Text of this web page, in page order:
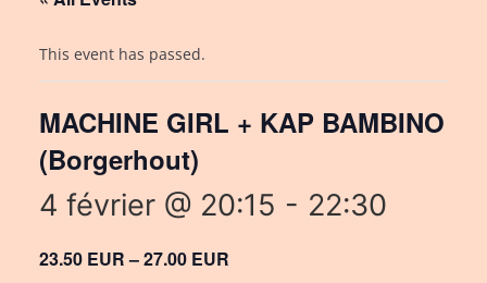
This event has passed.
MACHINE GIRL + KAP BAMBINO
(Borgerhout)
4 février @ 20:15 - 22:30
23.50 EUR – 27.00 EUR